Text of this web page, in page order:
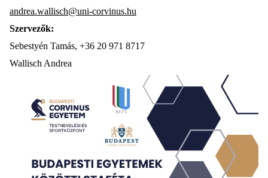
andrea.wallisch@uni-corvinus.hu
Szervezők:
Sebestyén Tamás, +36 20 971 8717
Wallisch Andrea